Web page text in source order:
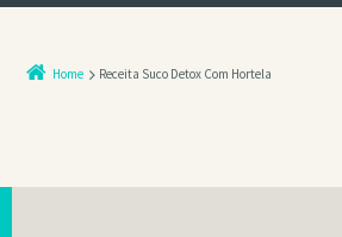
Home Receita Suco Detox Com Hortela